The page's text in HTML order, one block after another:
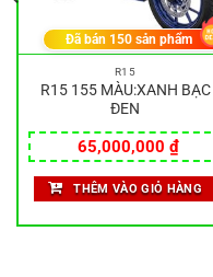
R15
R15 155 MÀU:XANH BẠC
ĐEN
65,000,000 ₫
Đã bán 150 sản phẩm
THÊM VÀO GIỎ HÀNG